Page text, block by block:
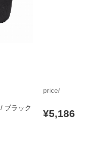
/ ブラック
price/
¥5,186